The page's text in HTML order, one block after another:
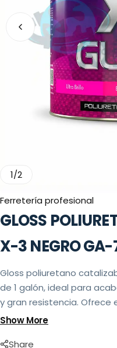
1/2
Ferretería profesional
GLOSS
X-3 NEGRO GA-
Gloss poliuretano
de 1 galón, ideal para
y gran resistencia.
rápido y una terminación
Show More
Share